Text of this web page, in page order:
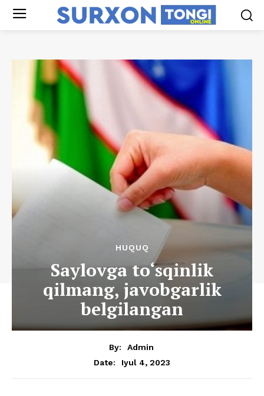
HUQUQ
Saylovga to‘sqinlik
qilmang, javobgarlik
belgilangan
By:
Admin
Date:
Iyul 4, 2023